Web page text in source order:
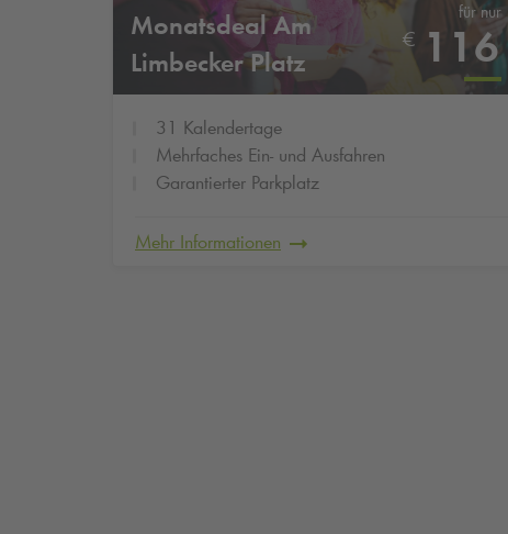
Monatsdeal Am
Limbecker Platz
für nur
€ 116
31 Kalendertage
Mehrfaches Ein- und Ausfahren
Garantierter Parkplatz
Mehr Informationen